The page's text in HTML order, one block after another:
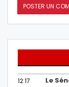
12:17
Le